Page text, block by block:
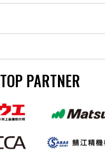
TOP PARTNER